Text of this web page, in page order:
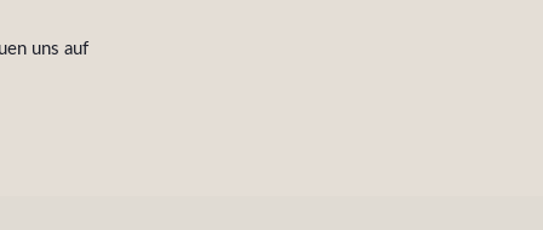
uns auf